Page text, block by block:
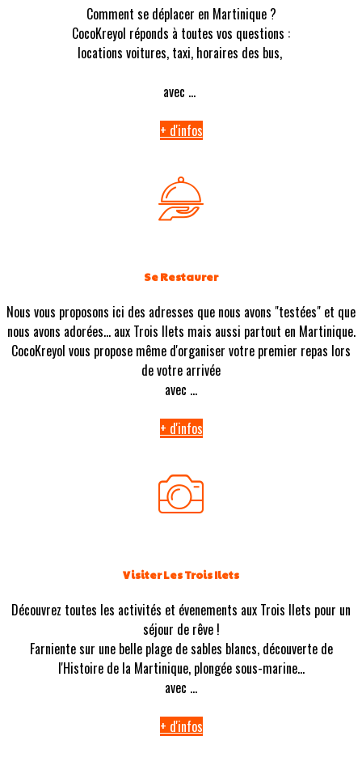
Comment se déplacer en Martinique ?
CocoKreyol réponds à toutes vos questions :
locations voitures, taxi, horaires des bus,
avec ...
+ d'infos
Se Restaurer
Nous vous proposons ici des adresses que nous avons "testées" et que
nous avons adorées... aux Trois Ilets mais aussi partout en Martinique.
CocoKreyol vous propose même d'organiser votre premier repas lors
de votre arrivée
avec ...
+ d'infos
Visiter Les Trois Ilets
Découvrez toutes les activités et évenements aux Trois Ilets pour un
séjour de rêve !
Farniente sur une belle plage de sables blancs, découverte de
l'Histoire de la Martinique, plongée sous-marine...
avec ...
+ d'infos